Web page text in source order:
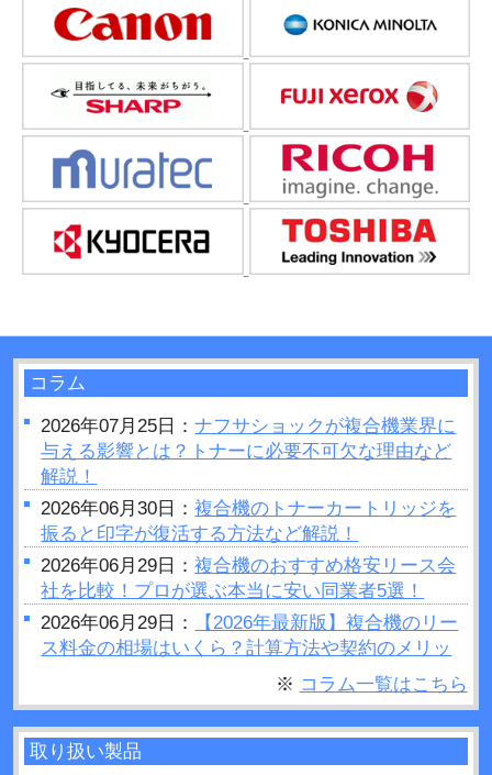
コラム
2026年07月25日：ナフサショックが複合機業界に
与える影響とは？トナーに必要不可欠な理由など
解説！
2026年06月30日：複合機のトナーカートリッジを
振ると印字が復活する方法など解説！
2026年06月29日：複合機のおすすめ格安リース会
社を比較！プロが選ぶ本当に安い同業者5選！
2026年06月29日：
【2026年最新版】複合機のリー
ス料金の相場はいくら？計算方法や契約のメリッ
2026年06月28日：プリンターの設定が勝手に変わ
るのはなぜ？原因や対処法など解説！
2026年06月26日：複合機で製本はできるの？製本
※ コラム一覧はこちら
取り扱い製品